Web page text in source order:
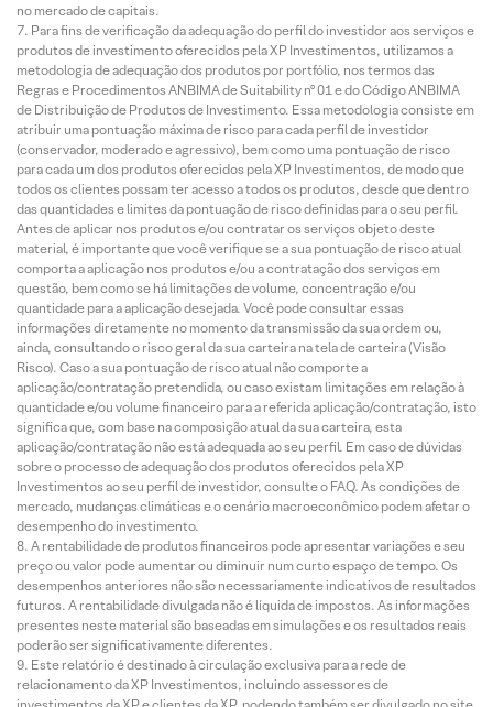
no mercado de capitais.
Para fins de verificação da adequação do perfil do investidor aos serviços e
produtos de investimento oferecidos pela XP Investimentos, utilizamos a
metodologia de adequação dos produtos por portfólio, nos termos das
Regras e Procedimentos ANBIMA de Suitability nº 01 e do Código ANBIMA
de Distribuição de Produtos de Investimento. Essa metodologia consiste em
atribuir uma pontuação máxima de risco para cada perfil de investidor
(conservador, moderado e agressivo), bem como uma pontuação de risco
para cada um dos produtos oferecidos pela XP Investimentos, de modo que
todos os clientes possam ter acesso a todos os produtos, desde que dentro
das quantidades e limites da pontuação de risco definidas para o seu perfil.
Antes de aplicar nos produtos e/ou contratar os serviços objeto deste
material, é importante que você verifique se a sua pontuação de risco atual
comporta a aplicação nos produtos e/ou a contratação dos serviços em
questão, bem como se há limitações de volume, concentração e/ou
quantidade para a aplicação desejada. Você pode consultar essas
informações diretamente no momento da transmissão da sua ordem ou,
ainda, consultando o risco geral da sua carteira na tela de carteira (Visão
Risco). Caso a sua pontuação de risco atual não comporte a
aplicação/contratação pretendida, ou caso existam limitações em relação à
quantidade e/ou volume financeiro para a referida aplicação/contratação, isto
significa que, com base na composição atual da sua carteira, esta
aplicação/contratação não está adequada ao seu perfil. Em caso de dúvidas
sobre o processo de adequação dos produtos oferecidos pela XP
Investimentos ao seu perfil de investidor, consulte o FAQ. As condições de
mercado, mudanças climáticas e o cenário macroeconômico podem afetar o
desempenho do investimento.
A rentabilidade de produtos financeiros pode apresentar variações e seu
preço ou valor pode aumentar ou diminuir num curto espaço de tempo. Os
desempenhos anteriores não são necessariamente indicativos de resultados
futuros. A rentabilidade divulgada não é líquida de impostos. As informações
presentes neste material são baseadas em simulações e os resultados reais
poderão ser significativamente diferentes.
Este relatório é destinado à circulação exclusiva para a rede de
relacionamento da XP Investimentos, incluindo assessores de